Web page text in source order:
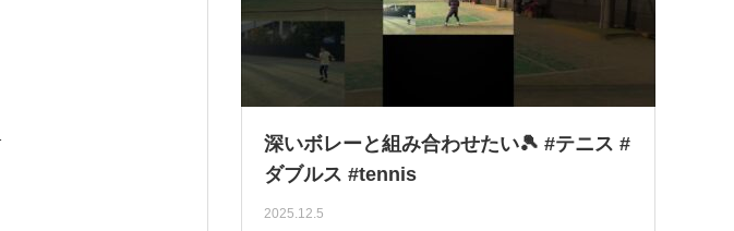
深いボレーと組み合わせたい🎾 #テニス #
ダブルス #tennis
2025.12.5